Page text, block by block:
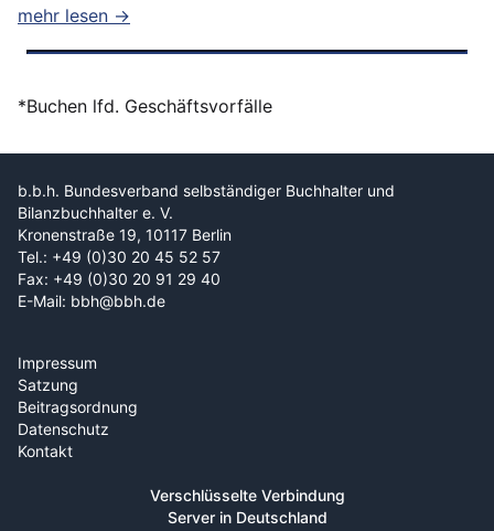
Bundesfinanzhof...
mehr lesen →
*Buchen lfd. Geschäftsvorfälle
b.b.h. Bundesverband selbständiger Buchhalter und
Bilanzbuchhalter e. V.
Kronenstraße 19, 10117 Berlin
Tel.: +49 (0)30 20 45 52 57
Fax: +49 (0)30 20 91 29 40
E-Mail: bbh@bbh.de
Impressum
Satzung
Beitragsordnung
Datenschutz
Kontakt
Verschlüsselte Verbindung
Server in Deutschland